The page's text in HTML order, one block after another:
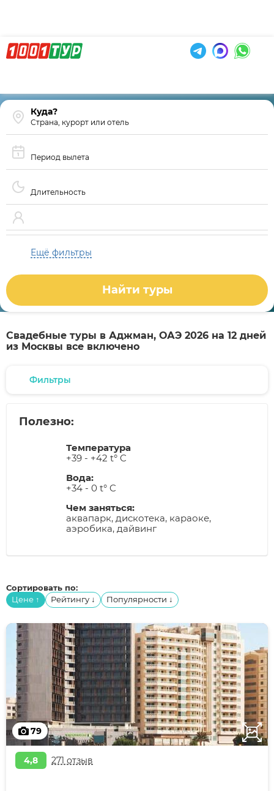
Страна, курорт или отель
Период вылета
Длительность
Ещё фильтры
Найти туры
Свадебные туры в Аджман, ОАЭ 2026 на 12 дней
из Москвы все включено
Фильтры
Полезно:
Температура
+39 - +42 t° C
Вода:
+34 - 0 t° C
Чем заняться:
аквапарк, дискотека, караоке,
аэробика, дайвинг
Сортировать по:
Цене ↑ Рейтингу ↓ Популярности ↓
79
4,8 271 отзыв